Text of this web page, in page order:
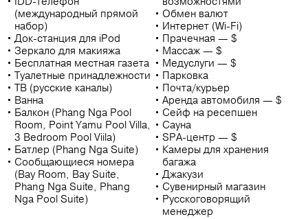
(международный прямой
набор)
Док-станция для iPod
Зеркало для макияжа
Бесплатная местная газета
Туалетные принадлежности
ТВ (русские каналы)
Ванна
Балкон (Phang Nga Pool
Room, Point Yamu Pool Villa,
3 Bedroom Pool Viila)
Батлер (Phang Nga Suite)
Сообщающиеся номера
(Bay Room, Bay Suite,
Phang Nga Suite, Phang
Nga Pool Suite)
Обмен валют
Интернет (Wi-Fi)
Прачечная — $
Массаж — $
Медуслуги — $
Парковка
Почта/курьер
Аренда автомобиля — $
Сейф на ресепшен
Сауна
SPA-центр — $
Камеры для хранения
багажа
Джакузи
Сувенирный магазин
Русскоговорящий
менеджер